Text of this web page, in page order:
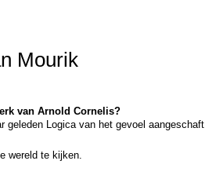
Mourik
van Arnold Cornelis?
geleden Logica van het gevoel aangeschaft.
wereld te kijken.